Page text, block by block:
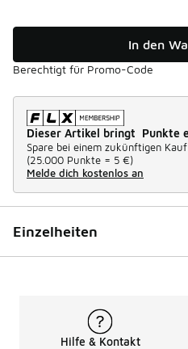
In den
Berechtigt für Promo-Code
Dieser Artikel bringt Punkte
Spare bei einem zukünftigen Kauf
(25.000 Punkte = 5 €)
Melde dich kostenlos an
Einzelheiten
Hilfe & Kontakt